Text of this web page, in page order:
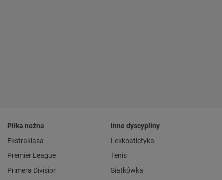
Piłka nożna
Ekstraklasa
Premier League
Primera Division
Inne dyscypliny
Lekkoatletyka
Tenis
Siatkówka